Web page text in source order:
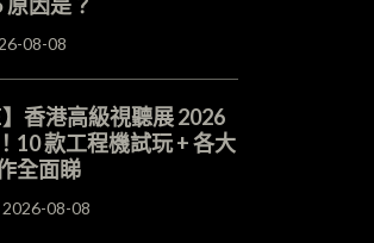
08-08
】香港高級視聽展 2026
10 款工程機試玩 + 各大
全面睇
2026-08-08